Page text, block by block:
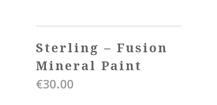
Sterling – Fusion
Mineral Paint
€30.00